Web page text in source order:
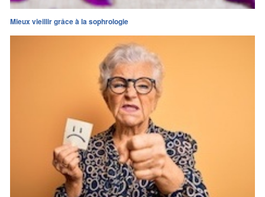
Mieux vieillir grâce à la sophrologie